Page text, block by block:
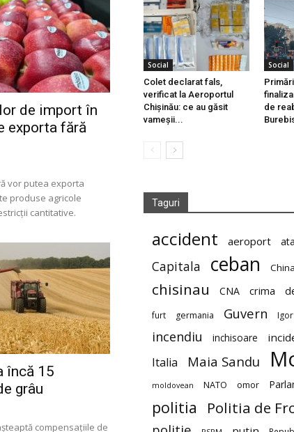
de import în
exporta fără
vor putea exporta
produse agricole
cantitative.
încă 15
grâu
compensațiile de
Social
Colet declarat fals,
verificat la Aeroportul
Chișinău: ce au găsit
vameșii...
Social
de
Taguri
accident aeroport
Capitala ceban China
chisinau CNA crima
furt germania Guvern
incendiu inchisoare
Italia Maia Sandu
moldovean NATO omor
politia Politia de